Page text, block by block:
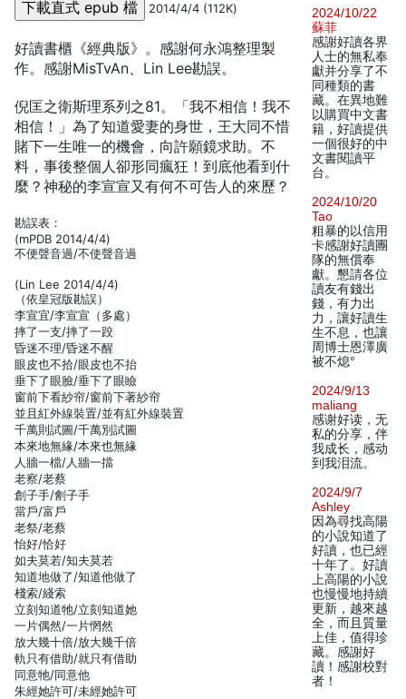
2014/4/4 (112K)
好讀書櫃《經典版》。感謝何永鴻整理製
作。感謝MisTvAn、Lin Lee勘誤。
倪匡之衛斯理系列之81。「我不相信！我不
相信！」為了知道愛妻的身世，王大同不惜
賭下一生唯一的機會，向許願鏡求助。不
料，事後整個人卻形同瘋狂！到底他看到什
麼？神秘的李宣宣又有何不可告人的來歷？
勘誤表：
(mPDB 2014/4/4)
不便聲音過/不使聲音過
(Lin Lee 2014/4/4)
（依皇冠版勘誤）
李宣宜/李宣宣（多處）
摔了一支/摔了一跤
昏迷不理/昏迷不醒
眼皮也不拾/眼皮也不抬
垂下了眼臉/垂下了眼瞼
窗前下看紗帘/窗前下著紗帘
並且紅外線裝置/並有紅外線裝置
千萬則試圖/千萬別試圖
本來地無緣/本來也無緣
人牆一檔/人牆一擋
老察/老蔡
創子手/劊子手
當戶/富戶
老祭/老蔡
怡好/恰好
如夫莫若/知夫莫若
知道地做了/知道他做了
棧索/綫索
立刻知道牠/立刻知道她
一片偶然/一片惘然
放大幾十倍/放大幾千倍
軌只有借助/就只有借助
同意牠/同意他
朱經她許可/未經她許可
2024/10/22
蘇菲
感謝好讀各界
人士的無私奉
獻并分享了不
同種類的書
藏。在異地難
以購買中文書
籍，好讀提供
一個很好的中
文書閱讀平
台。
2024/10/20
Tao
粗暴的以信用
卡感謝好讀團
隊的無償奉
獻。懇請各位
讀友有錢出
錢，有力出
力，讓好讀生
生不息，也讓
周博士恩澤廣
被不熄°
2024/9/13
maliang
感谢好读，无
私的分享，伴
我成长，感动
到我泪流。
2024/9/7
Ashley
因為尋找高陽
的小說知道了
好讀，也已經
十年了。好讀
上高陽的小說
也慢慢地持續
更新，越來越
全，而且質量
上佳，值得珍
藏。感謝好
讀！感謝校對
者！